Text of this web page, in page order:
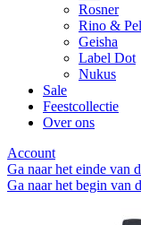
Rosner
Rino &
Geisha
Label Dot
Nukus
Sale
Feestcollectie
Over ons
Account
Ga naar het einde van
Ga naar het begin van